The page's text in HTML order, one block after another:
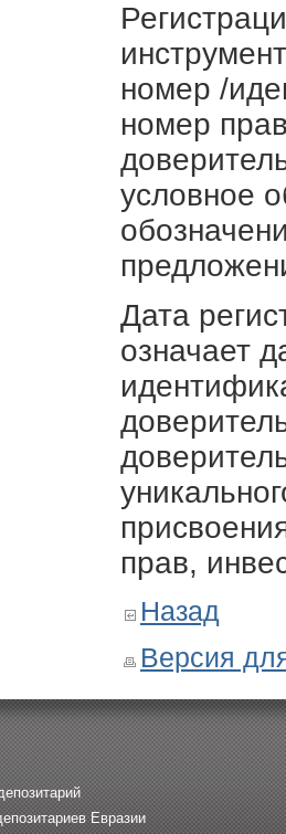
номер /
номер
условное
Дата
означает
прав,
Назад
Версия
Евразии